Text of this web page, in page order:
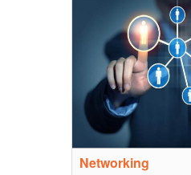
Networking